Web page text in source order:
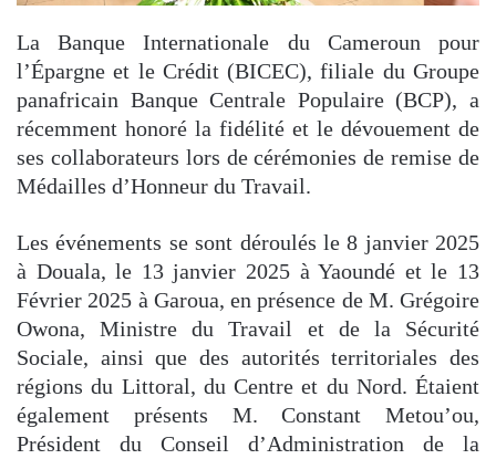
La Banque Internationale du Cameroun pour
l’Épargne et le Crédit (BICEC), filiale du Groupe
panafricain Banque Centrale Populaire (BCP), a
récemment honoré la fidélité et le dévouement de
ses collaborateurs lors de cérémonies de remise de
Médailles d’Honneur du Travail.
Les événements se sont déroulés le 8 janvier 2025
à Douala, le 13 janvier 2025 à Yaoundé et le 13
Février 2025 à Garoua, en présence de M. Grégoire
Owona, Ministre du Travail et de la Sécurité
Sociale, ainsi que des autorités territoriales des
régions du Littoral, du Centre et du Nord. Étaient
également présents M. Constant Metou’ou,
Président du Conseil d’Administration de la